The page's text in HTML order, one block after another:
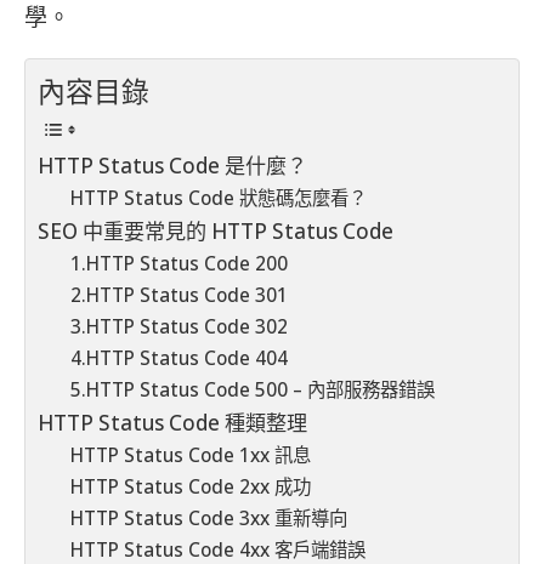
學。
內容目錄
HTTP Status Code 是什麼？
HTTP Status Code 狀態碼怎麼看？
SEO 中重要常見的 HTTP Status Code
1.HTTP Status Code 200
2.HTTP Status Code 301
3.HTTP Status Code 302
4.HTTP Status Code 404
5.HTTP Status Code 500 – 內部服務器錯誤
HTTP Status Code 種類整理
HTTP Status Code 1xx 訊息
HTTP Status Code 2xx 成功
HTTP Status Code 3xx 重新導向
HTTP Status Code 4xx 客戶端錯誤